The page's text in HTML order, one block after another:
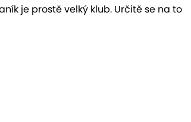
je prostě velký klub. Určitě se na to